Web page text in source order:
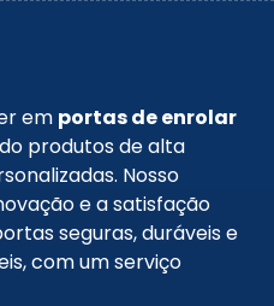
em portas de enrolar
produtos de alta
Nosso
e a satisfação
seguras, duráveis e
com um serviço